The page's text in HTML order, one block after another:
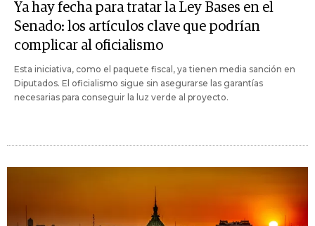
Ya hay fecha para tratar la Ley Bases en el
Senado: los artículos clave que podrían
complicar al oficialismo
Esta iniciativa, como el paquete fiscal, ya tienen media sanción en
Diputados. El oficialismo sigue sin asegurarse las garantías
necesarias para conseguir la luz verde al proyecto.